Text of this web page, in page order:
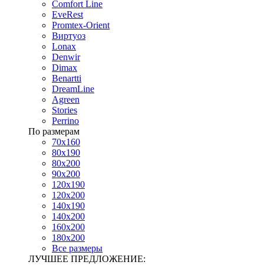
Comfort Line
EveRest
Promtex-Orient
Виртуоз
Lonax
Denwir
Dimax
Benartti
DreamLine
Agreen
Stories
Perrino
По размерам
70х160
80х190
80х200
90х200
120х190
120х200
140х190
140х200
160х200
180х200
Все размеры
ЛУЧШЕЕ ПРЕДЛОЖЕНИЕ: